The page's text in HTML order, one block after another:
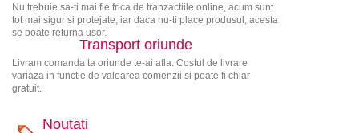
Nu trebuie sa-ti mai fie frica de tranzactiile online, acum sunt
tot mai sigur si protejate, iar daca nu-ti place produsul, acesta
se poate returna usor.
Transport oriunde
Livram comanda ta oriunde te-ai afla. Costul de livrare
variaza in functie de valoarea comenzii si poate fi chiar
gratuit.
Noutati